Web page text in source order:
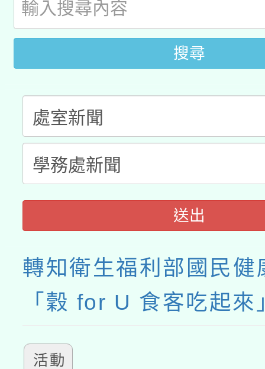
用水績優單位及節水達
桃園市孔廟祈福系列
開 智慧啟航」
2026年桃園地景藝術
搜尋
送出
轉知衛生福利部國民健
「穀 for U 食客吃起來
活動